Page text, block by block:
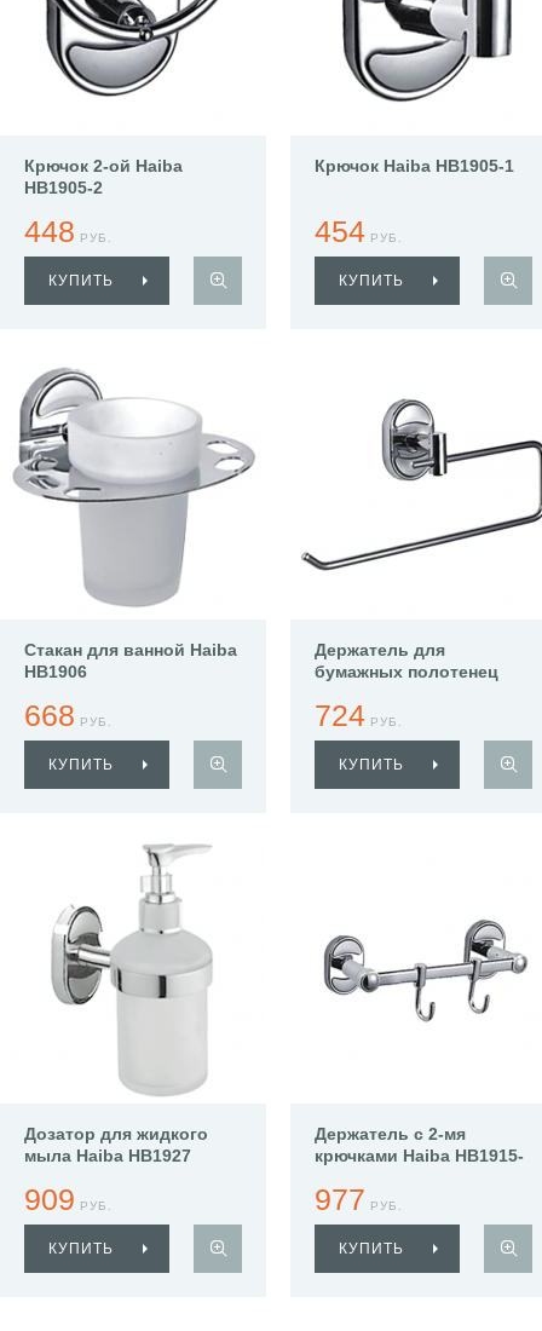
Крючок 2-ой Haiba
HB1905-2
448 РУБ.
КУПИТЬ
Крючок Haiba HB1905-1
454 РУБ.
КУПИТЬ
Стакан для ванной Haiba
HB1906
668 РУБ.
КУПИТЬ
Держатель для
бумажных полотенец
724 РУБ.
КУПИТЬ
Дозатор для жидкого
мыла Haiba HB1927
909 РУБ.
КУПИТЬ
Держатель с 2-мя
крючками Haiba HB1915-
977 РУБ.
КУПИТЬ